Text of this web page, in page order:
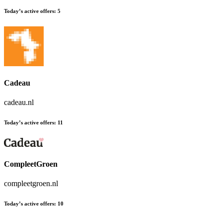
Today’s active offers: 5
Cadeau
cadeau.nl
Today’s active offers: 11
CompleetGroen
compleetgroen.nl
Today’s active offers: 10